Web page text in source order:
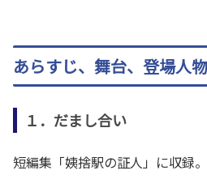
あらすじ、舞台、登場人物
１．だまし合い
短編集「姨捨駅の証人」に収録